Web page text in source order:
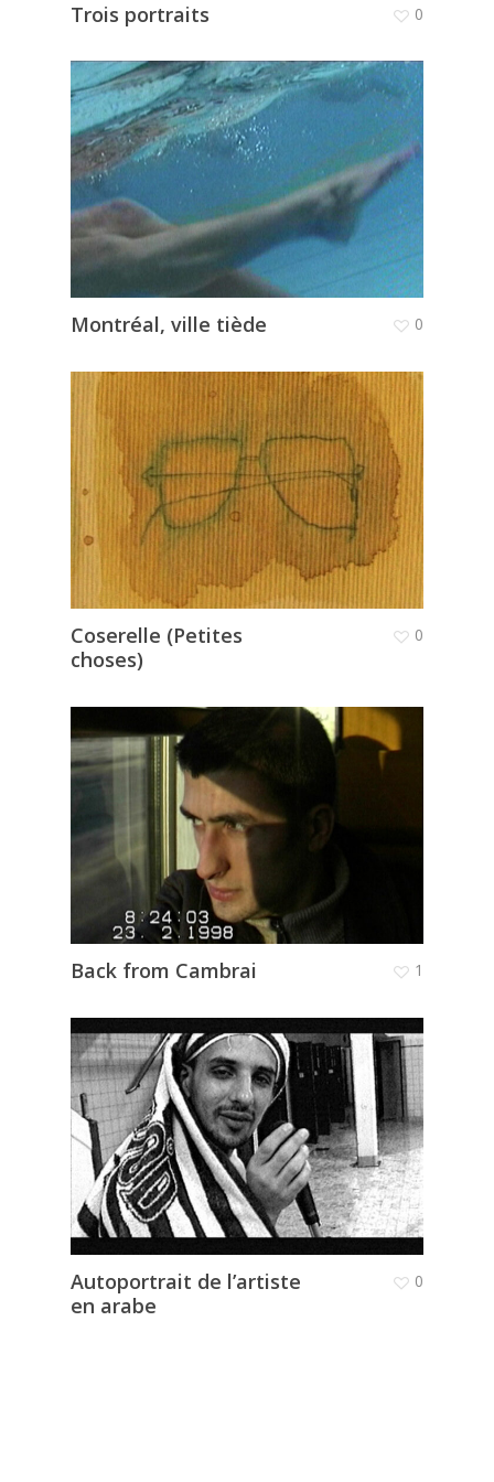
Trois portraits 0
Montréal, ville tiède 0
Coserelle (Petites
choses)
0
Back from Cambrai 1
Autoportrait de l’artiste
en arabe
0